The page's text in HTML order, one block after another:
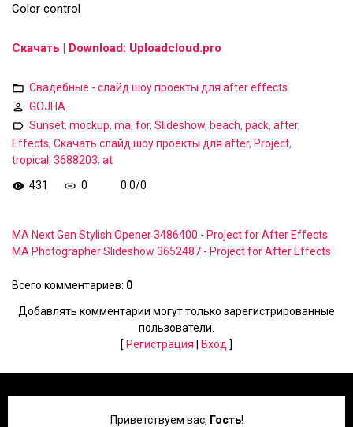
Color control
Скачать | Download: Uploadcloud.pro
Свадебные - слайд шоу проекты для after effects
GOJHA
Sunset, mockup, ma, for, Slideshow, beach, pack, after,
Effects, Скачать слайд шоу проекты для after, Project,
tropical , 3688203, at
431
0 0.0/0
MA Next Gen Stylish Opener 3486400 - Project for After Effects
MA Photographer Slideshow 3652487 - Project for After Effects
Всего комментариев: 0
Добавлять комментарии могут только зарегистрированные
пользователи.
[ Регистрация Вход ]
Приветствуем вас, Гость!